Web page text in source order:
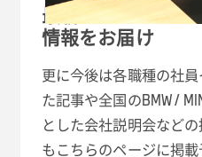
最新のBMW / MINI
情報をお届け
更に今後は各職種の社
た記事や全国のBMW /
とした会社説明会など
もこちらのページに掲